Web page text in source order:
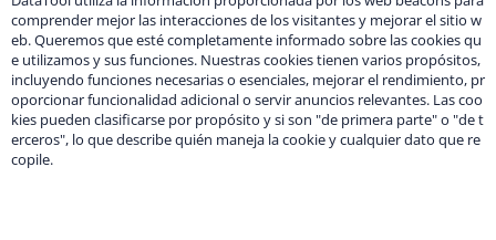
comprender mejor las interacciones de los visitantes y mejorar el sitio w
eb. Queremos que esté completamente informado sobre las cookies qu
e utilizamos y sus funciones. Nuestras cookies tienen varios propósitos,
incluyendo funciones necesarias o esenciales, mejorar el rendimiento, pr
oporcionar funcionalidad adicional o servir anuncios relevantes. Las coo
kies pueden clasificarse por propósito y si son "de primera parte" o "de t
erceros", lo que describe quién maneja la cookie y cualquier dato que re
copile.